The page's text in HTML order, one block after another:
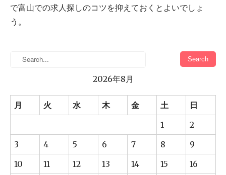
で富山での求人探しのコツを抑えておくとよいでしょ
う。
2026年8月
月 火 水 木 金 土
日
1
2
3
4 5 6 7 8
9
10
11 12 13 14 15
16